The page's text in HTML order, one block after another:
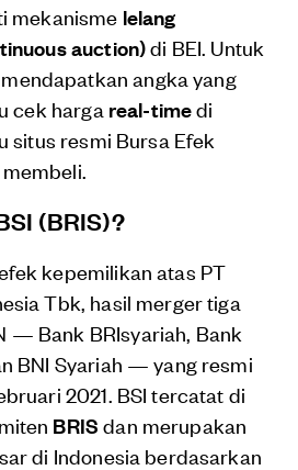
mekanisme lelang
auction)di BEI. Untuk
angka yang
cek harga real-timedi
situs resmi Bursa Efek
(BRIS)?
kepemilikan atas PT
Tbk, hasil merger tiga
— Bank BRIsyariah, Bank
BNI Syariah — yang resmi
2021. BSI tercatat di
BRIS dan merupakan
di Indonesia berdasarkan